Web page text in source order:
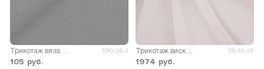
ТВО-28-2
105 руб.
ТВ-35-28
1974 руб.